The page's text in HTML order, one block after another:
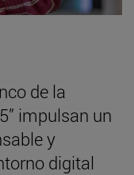
de la
impulsan un
y
digital